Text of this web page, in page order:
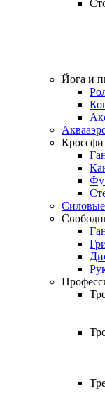
Йога и